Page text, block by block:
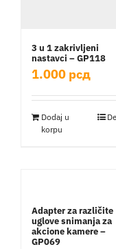
Korpa
3 u 1 zakrivljeni
nastavci – GP118
1.000 рсд
Dodaj u
korpu
Adapter za različite
uglove snimanja za
akcione kamere –
GP069